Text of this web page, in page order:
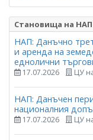
Становища на НАП
НАП: Данъчно
и аренда на
еднолични
17.07.2026 ЦУ
НАП: Данъчен
националния
17.07.2026 ЦУ